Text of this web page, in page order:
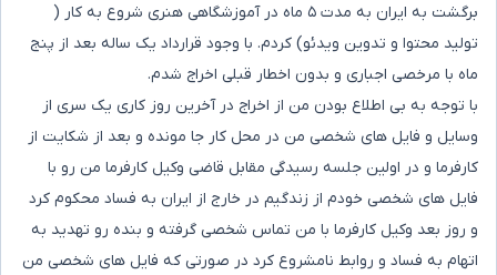
برگشت به ایران به مدت ۵ ماه در آموزشگاهی هنری شروع به کار (
تولید محتوا و تدوین ویدئو) کردم. با وجود قرارداد یک ساله بعد از پنج
ماه با مرخصی اجباری و بدون اخطار قبلی اخراج شدم.
با توجه به بی اطلاع بودن من از اخراج در آخرین روز کاری یک سری از
وسایل و فایل های شخصی من در محل کار جا مونده و بعد از شکایت از
کارفرما و در اولین جلسه رسیدگی مقابل قاضی وکیل کارفرما من رو با
فایل های شخصی خودم از زندگیم در خارج از ایران به فساد محکوم کرد
و روز بعد وکیل کارفرما با من تماس شخصی گرفته و بنده رو تهدید به
اتهام به فساد و روابط نامشروع کرد در صورتی که فایل های شخصی من